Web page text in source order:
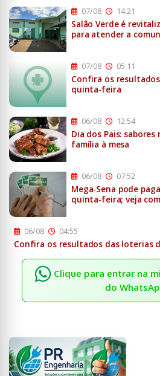
07/08 14:21
Salão Verde é
para atender a
07/08 05:11
Confira os
quinta-feira
06/08 12:54
Dia dos Pais:
família à mesa
06/08 07:52
Mega-Sena pode
quinta-feira; veja
06/08 04:55
Confira os resultados das loterias
Clique para entrar na
do